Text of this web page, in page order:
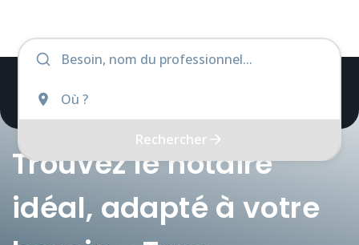
Rechercher
Trouvez le notaire
idéal, adapté à votre